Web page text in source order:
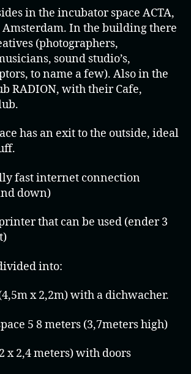
in the incubator space ACTA,
Amsterdam. In the building there
(photographers,
sound studio’s,
to name a few). Also in the
RADION, with their Cafe,
has an exit to the outside, ideal
fast internet connection
down)
that can be used (ender 3
into:
x 2,2m) with a dichwacher.
5 8 meters (3,7meters high)
x 2,4 meters) with doors